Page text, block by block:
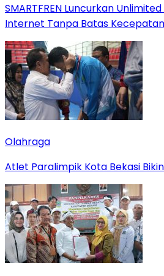
SMARTFREN Luncurkan
Internet Tanpa Batas
Olahraga
Atlet Paralimpik Kota Bekasi